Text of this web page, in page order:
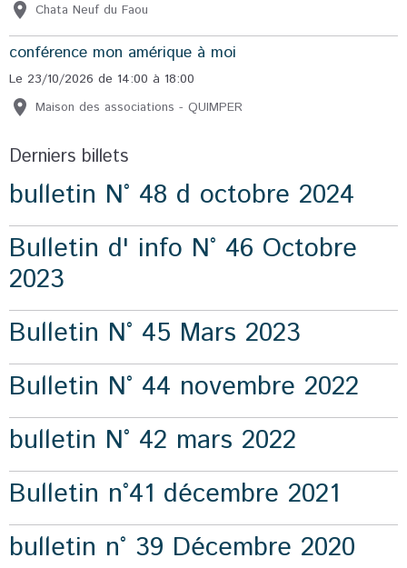
Chata Neuf du Faou
conférence mon amérique à moi
Le 23/10/2026 de 14:00 à 18:00
Maison des associations - QUIMPER
Derniers billets
bulletin N° 48 d octobre 2024
Bulletin d' info N° 46 Octobre
2023
Bulletin N° 45 Mars 2023
Bulletin N° 44 novembre 2022
bulletin N° 42 mars 2022
Bulletin n°41 décembre 2021
bulletin n° 39 Décembre 2020